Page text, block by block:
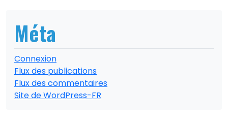
Méta
Connexion
Flux des publications
Flux des commentaires
Site de WordPress-FR